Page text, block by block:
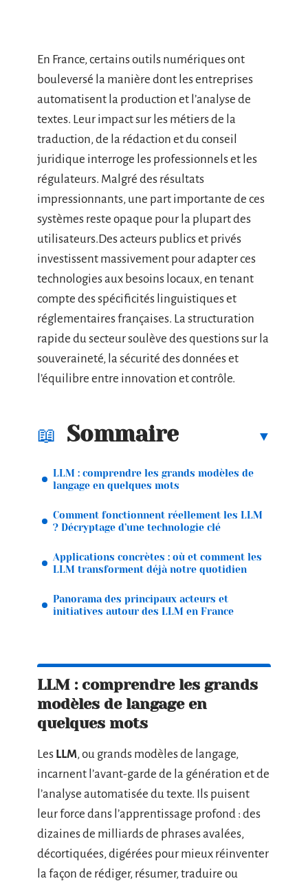
En France, certains outils numériques ont
bouleversé la manière dont les entreprises
automatisent la production et l’analyse de
textes. Leur impact sur les métiers de la
traduction, de la rédaction et du conseil
juridique interroge les professionnels et les
régulateurs. Malgré des résultats
impressionnants, une part importante de ces
systèmes reste opaque pour la plupart des
utilisateurs.Des acteurs publics et privés
investissent massivement pour adapter ces
technologies aux besoins locaux, en tenant
compte des spécificités linguistiques et
réglementaires françaises. La structuration
rapide du secteur soulève des questions sur la
souveraineté, la sécurité des données et
l’équilibre entre innovation et contrôle.
Sommaire
LLM : comprendre les grands modèles de
langage en quelques mots
Comment fonctionnent réellement les LLM
? Décryptage d’une technologie clé
Applications concrètes : où et comment les
LLM transforment déjà notre quotidien
Panorama des principaux acteurs et
initiatives autour des LLM en France
LLM : comprendre les grands
modèles de langage en
quelques mots
Les LLM, ou grands modèles de langage,
incarnent l’avant-garde de la génération et de
l’analyse automatisée du texte. Ils puisent
leur force dans l’apprentissage profond : des
dizaines de milliards de phrases avalées,
décortiquées, digérées pour mieux réinventer
la façon de rédiger, résumer, traduire ou